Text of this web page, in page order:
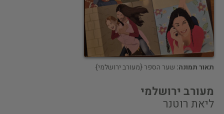
תאור תמונה: שער הספר {מעורב ירושלמי}
מעורב ירושלמי
ליאת רוטנר